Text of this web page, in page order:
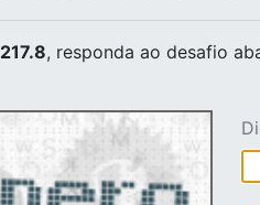
, responda ao desafio